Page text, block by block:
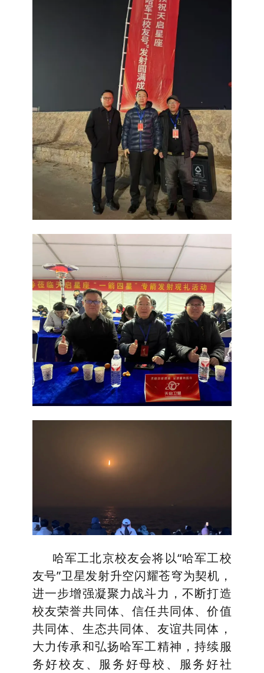
哈军工北京校友会将以“哈军工校
友号”卫星发射升空闪耀苍穹为契机，
进一步增强凝聚力战斗力，不断打造
校友荣誉共同体、信任共同体、价值
共同体、生态共同体、友谊共同体，
大力传承和弘扬哈军工精神，持续服
务好校友、服务好母校、服务好社